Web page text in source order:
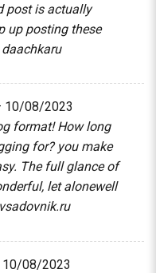
post is actually
up posting these
daachkaru
10/08/2023
format! How long
for? you make
The full glance of
let alonewell
10/08/2023